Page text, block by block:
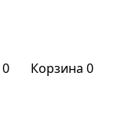
0 Корзина 0